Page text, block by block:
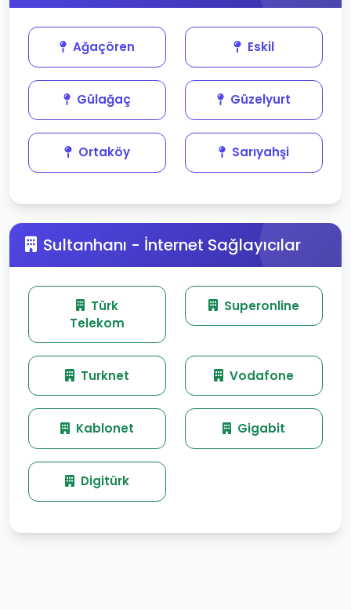
Ağaçören Eskil
Gülağaç Güzelyurt
Ortaköy Sarıyahşi
Sultanhanı - İnternet Sağlayıcılar
Türk
Telekom
Superonline
Turknet Vodafone
Kablonet Gigabit
Digitürk